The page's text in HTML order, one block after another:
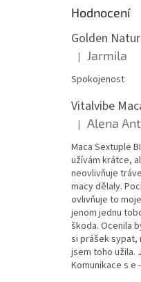
Hodnocení
Hodnocení
| Jarmila
Spokojenost
Hodnocení
| Alena
Maca Sextuple
užívám krátce,
neovlivňuje
macy dělaly.
ovlivňuje to
jenom jednu
škoda. Ocenila
si prášek sypat,
jsem toho užila.
Komunikace s e